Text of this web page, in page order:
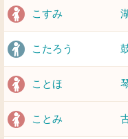
こすみ
こたろう
ことほ
ことみ